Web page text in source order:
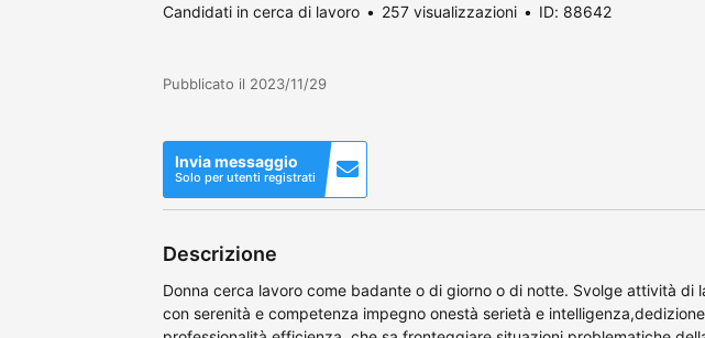
Candidati in cerca di lavoro 257 visualizzazioni ID: 88642
Pubblicato il 2023/11/29
Invia messaggio
Solo per utenti registrati
Descrizione
Donna cerca lavoro come badante o di giorno o di notte. Svolge attività di
con serenità e competenza impegno onestà serietà e intelligenza,dedizione